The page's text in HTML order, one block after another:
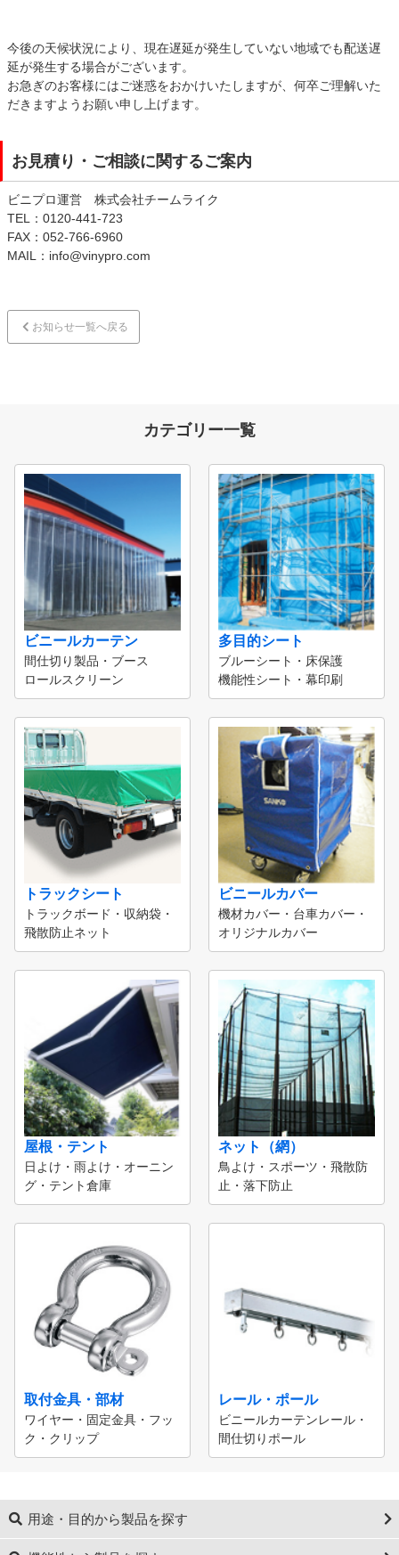
今後の天候状況により、現在遅延が発生していない地域でも配送遅
延が発生する場合がございます。
お急ぎのお客様にはご迷惑をおかけいたしますが、何卒ご理解いた
だきますようお願い申し上げます。
お見積り・ご相談に関するご案内
ビニプロ運営 株式会社チームライク
TEL：0120-441-723
FAX：052-766-6960
MAIL：info@vinypro.com
お知らせ一覧へ戻る
カテゴリー一覧
ビニールカーテン
間仕切り製品・ブース
ロールスクリーン
多目的シート
ブルーシート・床保護
機能性シート・幕印刷
トラックシート
トラックボード・収納袋・
飛散防止ネット
ビニールカバー
機材カバー・台車カバー・
オリジナルカバー
屋根・テント
日よけ・雨よけ・オーニン
グ・テント倉庫
ネット（網）
鳥よけ・スポーツ・飛散防
止・落下防止
取付金具・部材
ワイヤー・固定金具・フッ
ク・クリップ
レール・ポール
ビニールカーテンレール・
間仕切りポール
用途・目的から製品を探す